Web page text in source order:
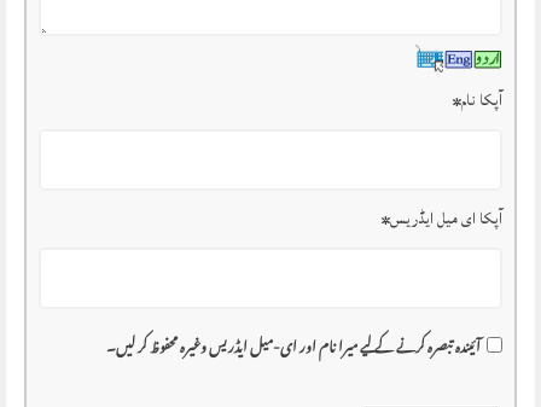
آپکا نام*
آپکا ای میل ایڈریس*
آئیندہ تبصرہ کرنے کے لیے میرا نام اور ای-میل ایڈریس وغیرہ محفوظ کر لیں۔